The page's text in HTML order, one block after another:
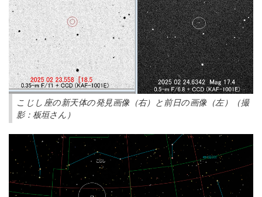
こじし座の新天体の発見画像（右）と前日の画像（左）（撮
影：板垣さん）